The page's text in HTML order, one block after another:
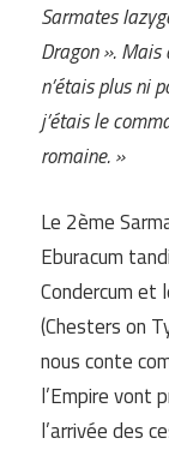
Sarmates
Dragon ».
n’étais plus ni
j’étais le
romaine. »
Le 2ème
Eburacum
Condercum et
(Chesters on
nous conte
l’Empire vont
l’arrivée des